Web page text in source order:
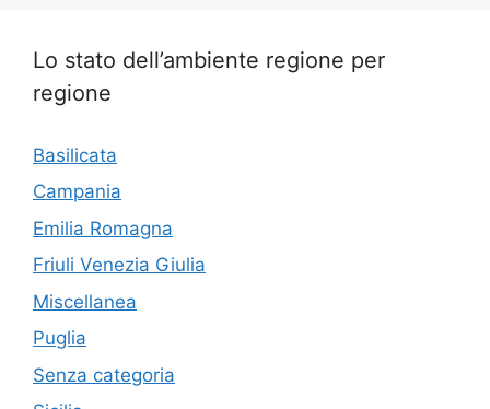
Lo stato dell’ambiente regione per
regione
Basilicata
Campania
Emilia Romagna
Friuli Venezia Giulia
Miscellanea
Puglia
Senza categoria